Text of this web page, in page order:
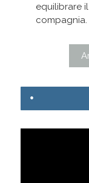
equilibrare